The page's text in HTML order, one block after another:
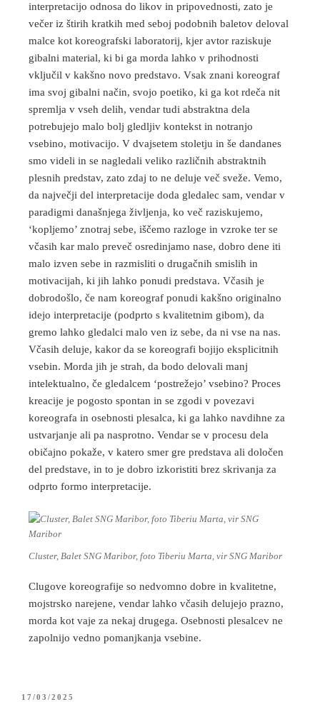
interpretacijo odnosa do likov in pripovednosti, zato je
večer iz štirih kratkih med seboj podobnih baletov deloval
malce kot koreografski laboratorij, kjer avtor raziskuje
gibalni material, ki bi ga morda lahko v prihodnosti
vključil v kakšno novo predstavo. Vsak znani koreograf
ima svoj gibalni način, svojo poetiko, ki ga kot rdeča nit
spremlja v vseh delih, vendar tudi abstraktna dela
potrebujejo malo bolj gledljiv kontekst in notranjo
vsebino, motivacijo. V dvajsetem stoletju in še dandanes
smo videli in se nagledali veliko različnih abstraktnih
plesnih predstav, zato zdaj to ne deluje več sveže. Vemo,
da največji del interpretacije doda gledalec sam, vendar v
paradigmi današnjega življenja, ko več raziskujemo,
‘kopljemo’ znotraj sebe, iščemo razloge in vzroke ter se
včasih kar malo preveč osredinjamo nase, dobro dene iti
malo izven sebe in razmisliti o drugačnih smislih in
motivacijah, ki jih lahko ponudi predstava. Včasih je
dobrodošlo, če nam koreograf ponudi kakšno originalno
idejo interpretacije (podprto s kvalitetnim gibom), da
gremo lahko gledalci malo ven iz sebe, da ni vse na nas.
Včasih deluje, kakor da se koreografi bojijo eksplicitnih
vsebin. Morda jih je strah, da bodo delovali manj
intelektualno, če gledalcem ‘postrežejo’ vsebino? Proces
kreacije je pogosto spontan in se zgodi v povezavi
koreografa in osebnosti plesalca, ki ga lahko navdihne za
ustvarjanje ali pa nasprotno. Vendar se v procesu dela
običajno pokaže, v katero smer gre predstava ali določen
del predstave, in to je dobro izkoristiti brez skrivanja za
odprto formo interpretacije.
Cluster, Balet SNG Maribor, foto Tiberiu Marta, vir SNG Maribor
Clugove koreografije so nedvomno dobre in kvalitetne,
mojstrsko narejene, vendar lahko včasih delujejo prazno,
morda kot vaje za nekaj drugega. Osebnosti plesalcev ne
zapolnijo vedno pomanjkanja vsebine.
17/03/2025